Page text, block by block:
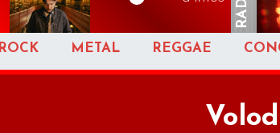
ROCK METAL REGGAE